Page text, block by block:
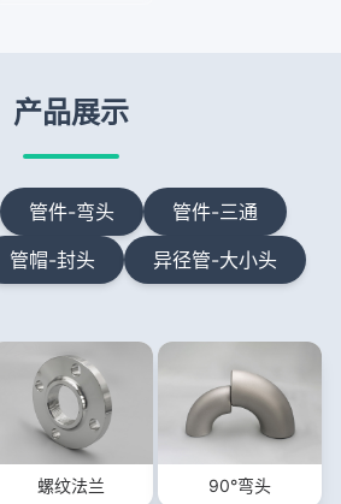
产品展示
管件-弯头
管件-三通
管帽-封头 异径管-大小头
螺纹法兰 90°弯头